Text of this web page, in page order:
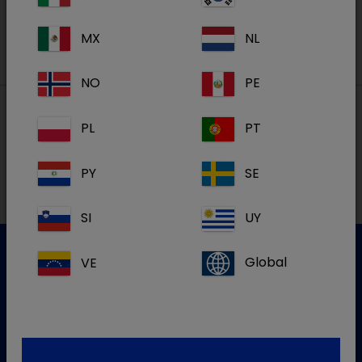
Lokalne adrese
korisnike
MX NL
NO PE
PL PT
PY SE
SI UY
VE Global